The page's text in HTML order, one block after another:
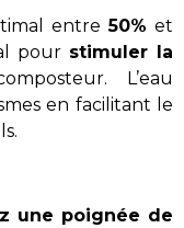
entre 50% et
pour stimuler la
L’eau
en facilitant le
une poignée de